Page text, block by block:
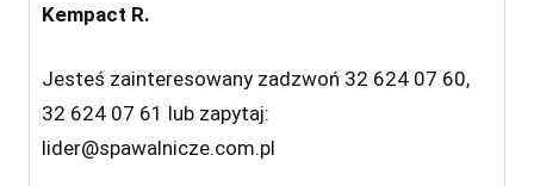
Kempact R.
Jesteś zainteresowany zadzwoń 32 624 07 60,
32 624 07 61 lub zapytaj:
lider@spawalnicze.com.pl